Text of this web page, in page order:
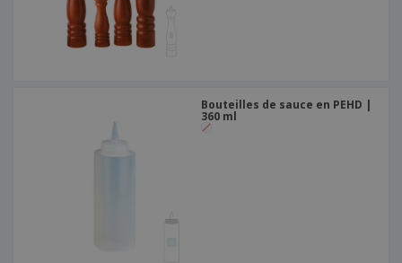
Bouteilles de sauce en PEHD |
360 ml